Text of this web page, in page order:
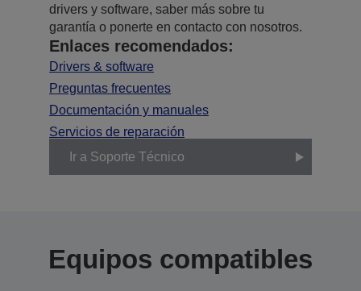
drivers y software, saber más sobre tu
garantía o ponerte en contacto con nosotros.
Enlaces recomendados:
Drivers & software
Preguntas frecuentes
Documentación y manuales
Servicios de reparación
Ir a Soporte Técnico
Equipos compatibles